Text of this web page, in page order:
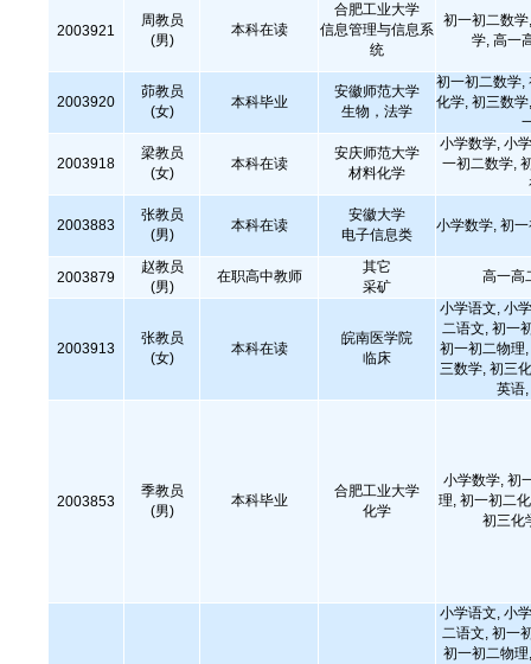
2003921
周教员
(男)
本科在读
合肥工业大学
信息管理与信息系
统
初一初二数
学, 高一
2003920
茆教员
(女)
本科毕业
安徽师范大学
生物，法学
初一初二数学,
化学, 初三数
2003918
梁教员
(女)
本科在读
安庆师范大学
材料化学
小学数学, 小
一初二数学,
2003883
张教员
(男)
本科在读
安徽大学
电子信息类
小学数学, 初
2003879
赵教员
(男)
在职高中教师
其它
采矿
高一高
2003913
张教员
(女)
本科在读
皖南医学院
临床
小学语文, 小
二语文, 初一
初一初二物理
三数学, 初三
英语
2003853
季教员
(男)
本科毕业
合肥工业大学
化学
小学数学, 初
理, 初一初二
初三化
小学语文, 小
二语文, 初一
初一初二物